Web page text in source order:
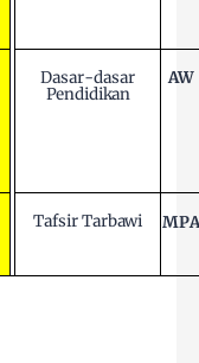
Dasar-dasar
Pendidikan
AW
TafsirTarbawi MPA